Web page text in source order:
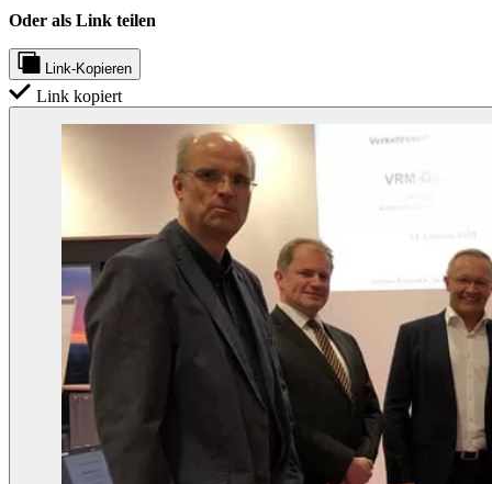
Oder als Link teilen
Link-Kopieren
Link kopiert